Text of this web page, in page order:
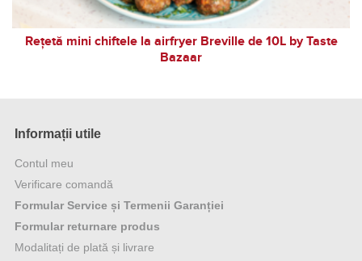
Rețetă mini chiftele la airfryer Breville de 10L by Taste
Bazaar
Informații utile
Contul meu
Verificare comandă
Formular Service și Termenii Garanției
Formular returnare produs
Modalitați de plată și livrare